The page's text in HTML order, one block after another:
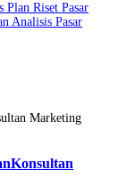
Plan Riset Pasar
Analisis Pasar